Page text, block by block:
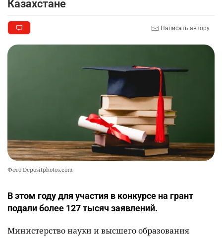
9
2324 2 37
📹 В семи турмаршрутах Бурабая
устанавливают поворотные камеры с
21
Казахстане
Написать автору
Фото Depositphotos.com
В этом году для участия в конкурсе на грант
подали более 127 тысяч заявлений.
Министерство науки и высшего образования